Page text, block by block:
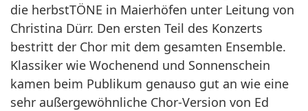
die herbstTÖNE in Maierhöfen unter Leitung von
Christina Dürr. Den ersten Teil des Konzerts
bestritt der Chor mit dem gesamten Ensemble.
Klassiker wie Wochenend und Sonnenschein
kamen beim Publikum genauso gut an wie eine
sehr außergewöhnliche Chor-Version von Ed